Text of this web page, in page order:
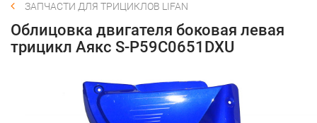
ЗАПЧАСТИ ДЛЯ ТРИЦИКЛОВ LIFAN
Облицовка двигателя боковая левая
трицикл Аякс S-P59C0651DXU